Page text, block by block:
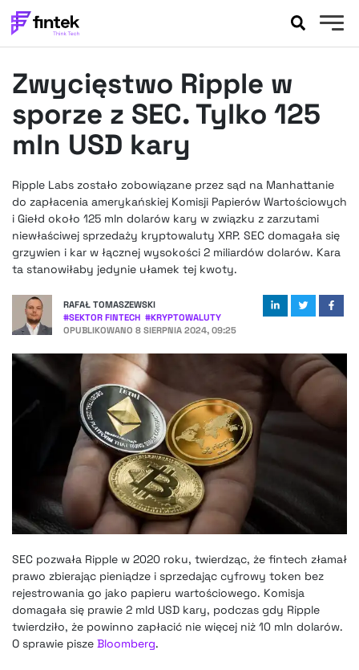
BANKOWOŚĆ
EVENTY
FELIETONY
WYWIADY
PODCASTY
FINTEKEXTRA
OKIEM EKSPERTA
Zwycięstwo Ripple w
sporze z SEC. Tylko 125
mln USD kary
Ripple Labs zostało zobowiązane przez sąd na Manhattanie
do zapłacenia amerykańskiej Komisji Papierów Wartościowych
i Giełd około 125 mln dolarów kary w związku z zarzutami
niewłaściwej sprzedaży kryptowaluty XRP. SEC domagała się
grzywien i kar w łącznej wysokości 2 miliardów dolarów. Kara
ta stanowiłaby jedynie ułamek tej kwoty.
RAFAŁ TOMASZEWSKI
#SEKTOR FINTECH #KRYPTOWALUTY
OPUBLIKOWANO 8 SIERPNIA 2024, 09:25
SEC pozwała Ripple w 2020 roku, twierdząc, że fintech złamał
prawo zbierając pieniądze i sprzedając cyfrowy token bez
rejestrowania go jako papieru wartościowego. Komisja
domagała się prawie 2 mld USD kary, podczas gdy Ripple
twierdziło, że powinno zapłacić nie więcej niż 10 mln dolarów.
O sprawie pisze Bloomberg.